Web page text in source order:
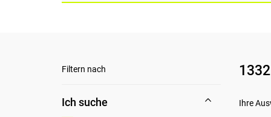
Filtern nach
Ich suche Ihre